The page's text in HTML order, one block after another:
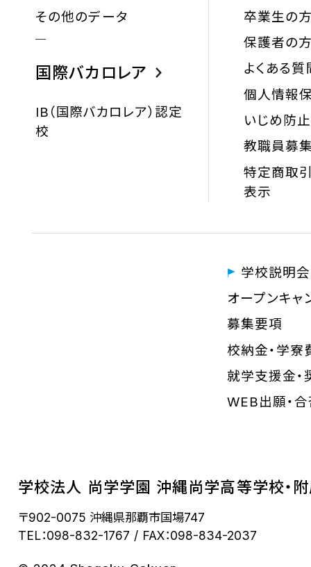
その他のデータ
国際バカロレア
IB（国際バカロレア）認定
校
卒業生の
保護者の
よくある質
個人情報
いじめ防
教職員募
特定商取
表示
学校説明会
オープンキャ
募集要項
校納金・学寮
就学支援金
WEB出願・
学校法人 尚学学園 沖縄尚学高等学校・
〒902-0075 沖縄県那覇市国場747
TEL：098-832-1767
FAX：098-834-2037